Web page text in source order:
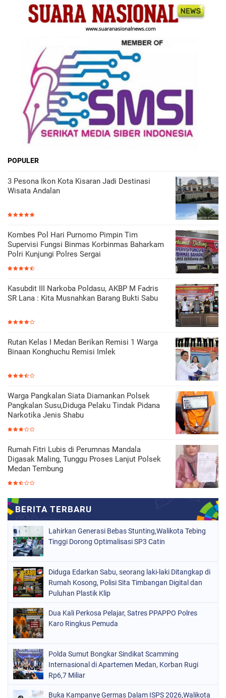
POPULER
3 Pesona Ikon Kota Kisaran Jadi Destinasi
Wisata Andalan
Kombes Pol Hari Purnomo Pimpin Tim
Supervisi Fungsi Binmas Korbinmas Baharkam
Polri Kunjungi Polres Sergai
Kasubdit III Narkoba Poldasu, AKBP M Fadris
SR Lana : Kita Musnahkan Barang Bukti Sabu
Rutan Kelas I Medan Berikan Remisi 1 Warga
Binaan Konghuchu Remisi Imlek
Warga Pangkalan Siata Diamankan Polsek
Pangkalan Susu,Diduga Pelaku Tindak Pidana
Narkotika Jenis Shabu
Rumah Fitri Lubis di Perumnas Mandala
Digasak Maling, Tunggu Proses Lanjut Polsek
Medan Tembung
Lahirkan Generasi Bebas Stunting,Walikota Tebing
Tinggi Dorong Optimalisasi SP3 Catin
Diduga Edarkan Sabu, seorang laki-laki Ditangkap di
Rumah Kosong, Polisi Sita Timbangan Digital dan
Puluhan Plastik Klip
Dua Kali Perkosa Pelajar, Satres PPAPPO Polres
Karo Ringkus Pemuda
Polda Sumut Bongkar Sindikat Scamming
Internasional di Apartemen Medan, Korban Rugi
Rp6,7 Miliar
Buka Kampanye Germas Dalam ISPS 2026,Walikota